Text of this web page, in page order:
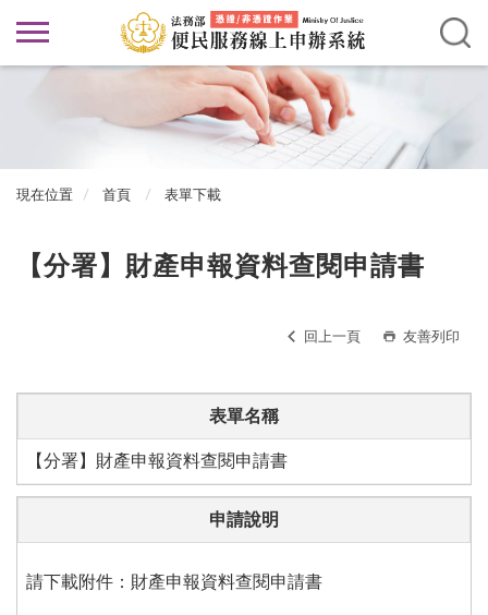
現在位置 首頁 表單下載
【分署】財產申報資料查閱申請書
回上一頁 友善列印
表單名稱
【分署】財產申報資料查閱申請書
申請說明
請下載附件：財產申報資料查閱申請書